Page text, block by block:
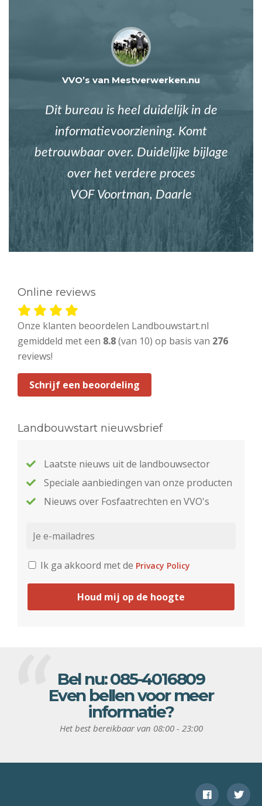
VVO’s van Mestverwerken.nu
Dit bureau is heel duidelijk in de
informatievoorziening. Komt
betrouwbaar over. Duidelijke bijlage
over het verdere proces
VOF Voortman, Daarle
Online reviews
Onze klanten beoordelen Landbouwstart.nl
gemiddeld met een 8.8(van 10) op basis van 276
reviews!
Schrijf een beoordeling
Landbouwstart nieuwsbrief
Laatste nieuws uit de landbouwsector
Speciale aanbiedingen van onze producten
Nieuws over Fosfaatrechten en VVO's
Ik ga akkoord met de Privacy Policy
Houd mij op de hoogte
Bel nu:085-4016809
Even bellen voor meer
informatie?
Het best bereikbaar van 08:00 - 23:00